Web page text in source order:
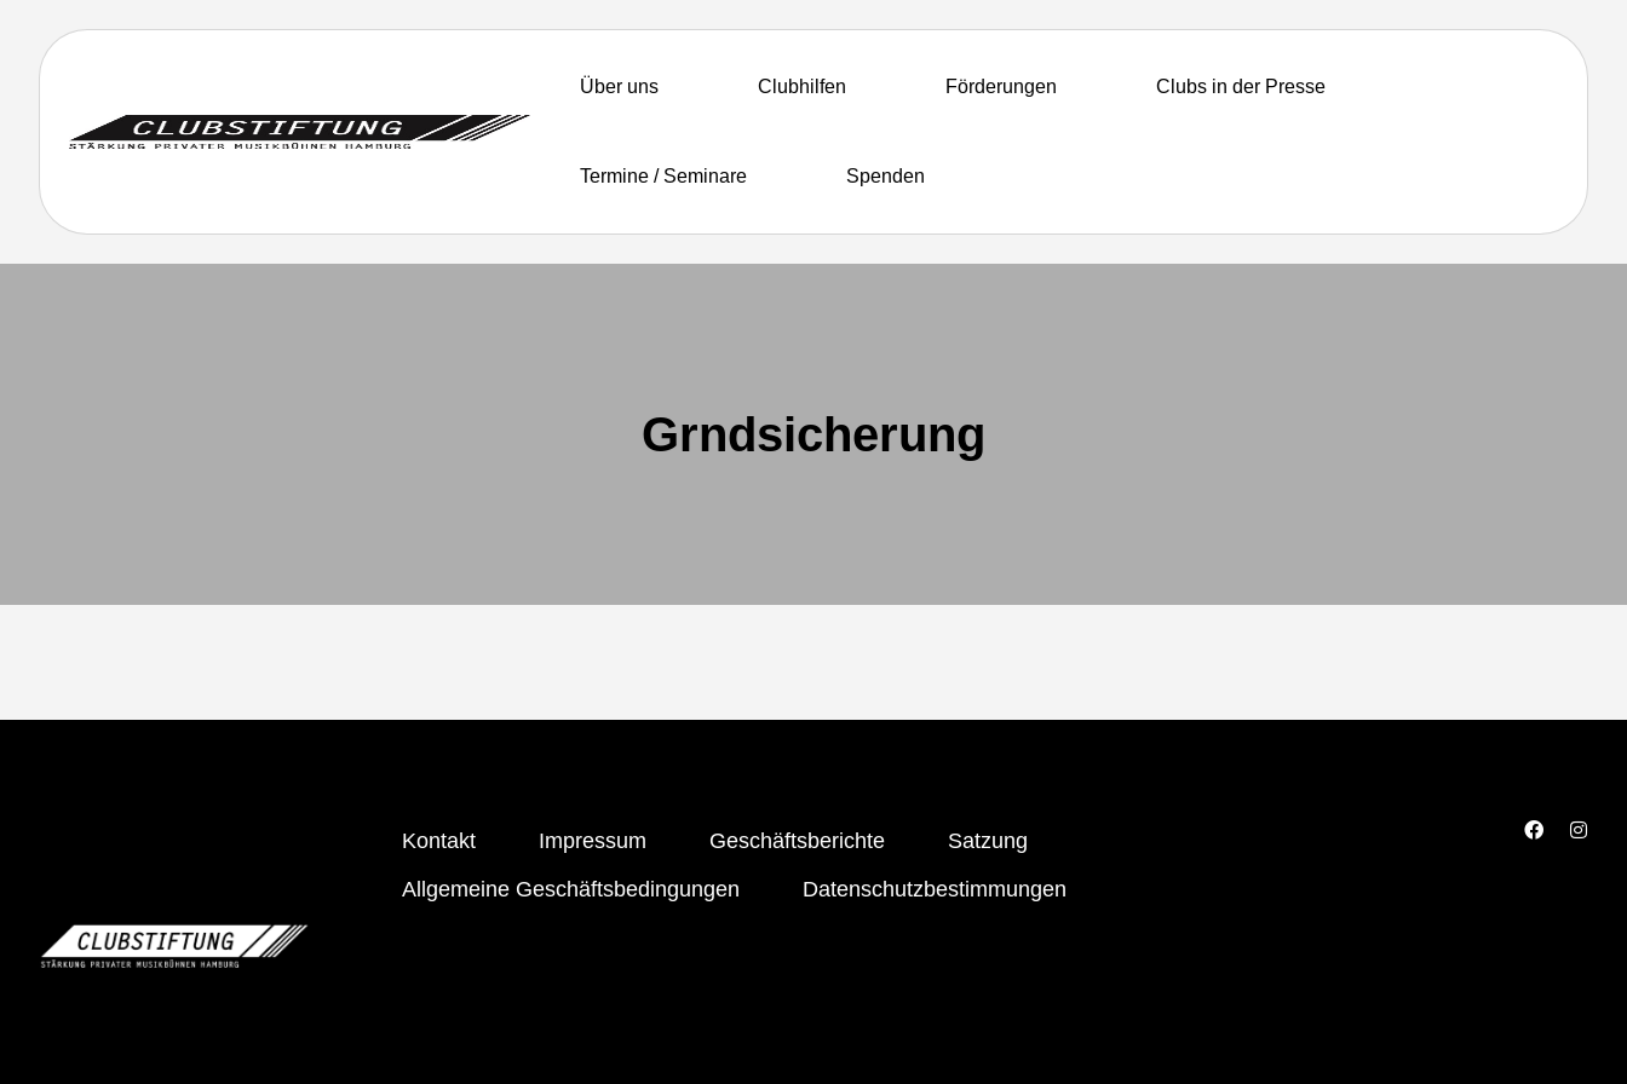
Über uns Clubhilfen Förderungen Clubs in der Presse
Termine / Seminare Spenden
Grndsicherung
Kontakt Impressum Geschäftsberichte
Satzung
Allgemeine Geschäftsbedingungen
Datenschutzbestimmungen